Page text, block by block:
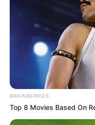
BRAINBERRIES
Top 8 Movies Based On